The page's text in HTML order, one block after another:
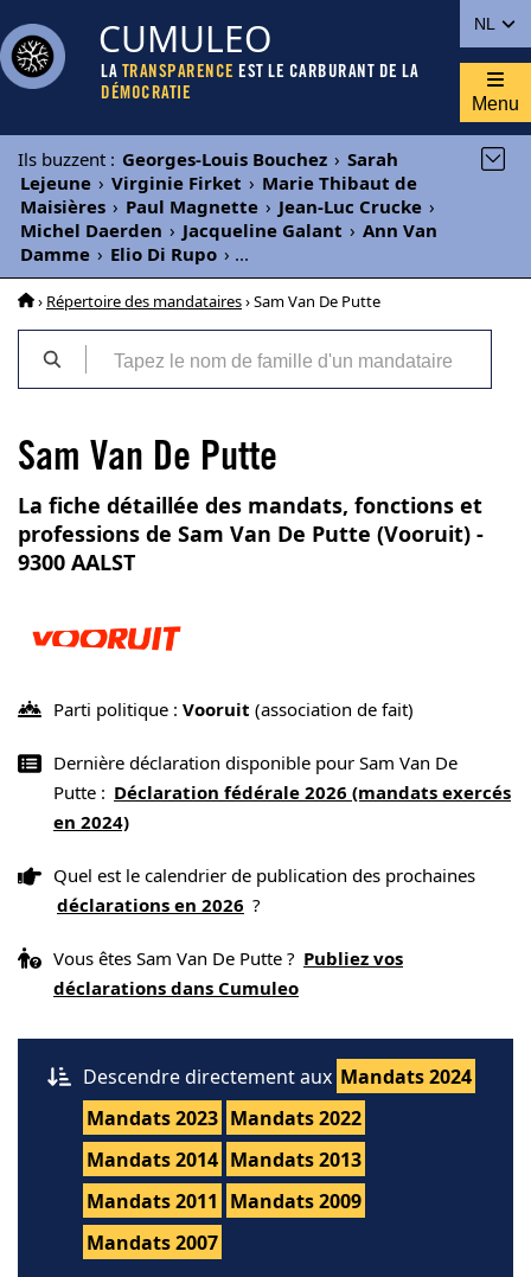
NL
CUMULEO
LA TRANSPARENCE EST LE CARBURANT DE LA
DÉMOCRATIE
Menu
Ils buzzent : Georges-Louis Bouchez › Sarah
Lejeune › Virginie Firket › Marie Thibaut de
Maisières › Paul Magnette › Jean-Luc Crucke ›
Michel Daerden › Jacqueline Galant › Ann Van
Damme › Elio Di Rupo › ...
› Répertoire des mandataires› Sam Van De Putte
Sam Van De Putte
La fiche détaillée des mandats, fonctions et
professions de Sam Van De Putte (Vooruit) -
9300 AALST
Parti politique : Vooruit (association de fait)
Dernière déclaration disponible pour Sam Van De
Putte : Déclaration fédérale 2026 (mandats exercés
en 2024)
Quel est le calendrier de publication des prochaines
déclarations en 2026 ?
Vous êtes Sam Van De Putte ? Publiez vos
déclarations dans Cumuleo
Descendre directement aux Mandats 2024
Mandats 2023 Mandats 2022
Mandats 2014 Mandats 2013
Mandats 2011 Mandats 2009
Mandats 2007